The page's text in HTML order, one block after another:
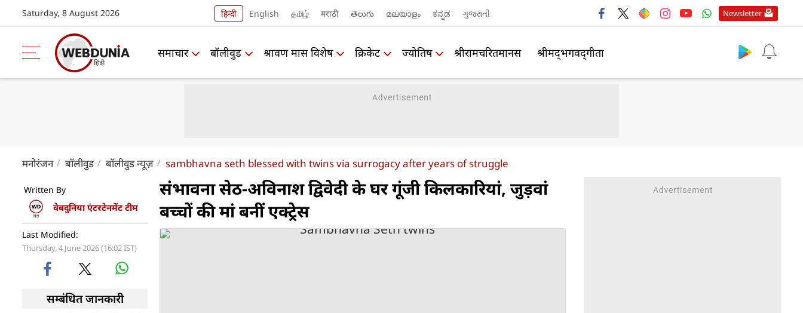
Saturday, 8 August 2026 हिन्दी English தமிழ் मराठी తెలుగు മലയാളം ಕನ್ನಡ ગુજરાતી Newsletter
समाचार बॉलीवुड श्रावण मास विशेष क्रिकेट ज्योतिष श्रीरामचरितमानस श्रीमद्‍भगवद्‍गीता
मनोरंजन बॉलीवुड बॉलीवुड न्यूज़ sambhavna seth blessed with twins via surrogacy after years of struggle
Written By
वेबदुनिया एंटरटेनमेंट टीम
Last Modified:
Thursday, 4 June 2026 (16:02 IST)
सम्बंधित जानकारी
संभावना सेठ-अविनाश द्विवेदी के घर गूंजी किलकारियां, जुड़वां
बच्चों की मां बनीं एक्ट्रेस